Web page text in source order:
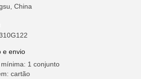
China
e envio
1 conjunto
cartão